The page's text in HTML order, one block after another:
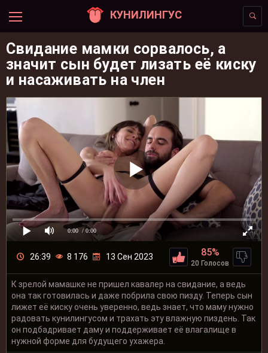
КУНИЛИНГУС
Свидание мамки сорвалось, а
значит сын будет лизать её киску
и насаживать на член
0:00 / 0:00
26:39 8 176 13 Сен 2023 85%
20 Голосов
К зрелой мамашке не пришел кавалер на свидание, а ведь
она так готовилась и даже побрила свою пизду. Теперь сын
лижет её киску очень уверенно, ведь знает, что маму нужно
радовать кунилингусом и трахать эту влажную пиздень. Так
он подбадривает даму и поддерживает её влагалище в
нужной форме для будущего ухажера.